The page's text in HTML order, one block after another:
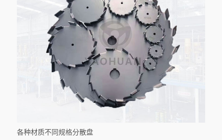
各种材质不同规格分散盘